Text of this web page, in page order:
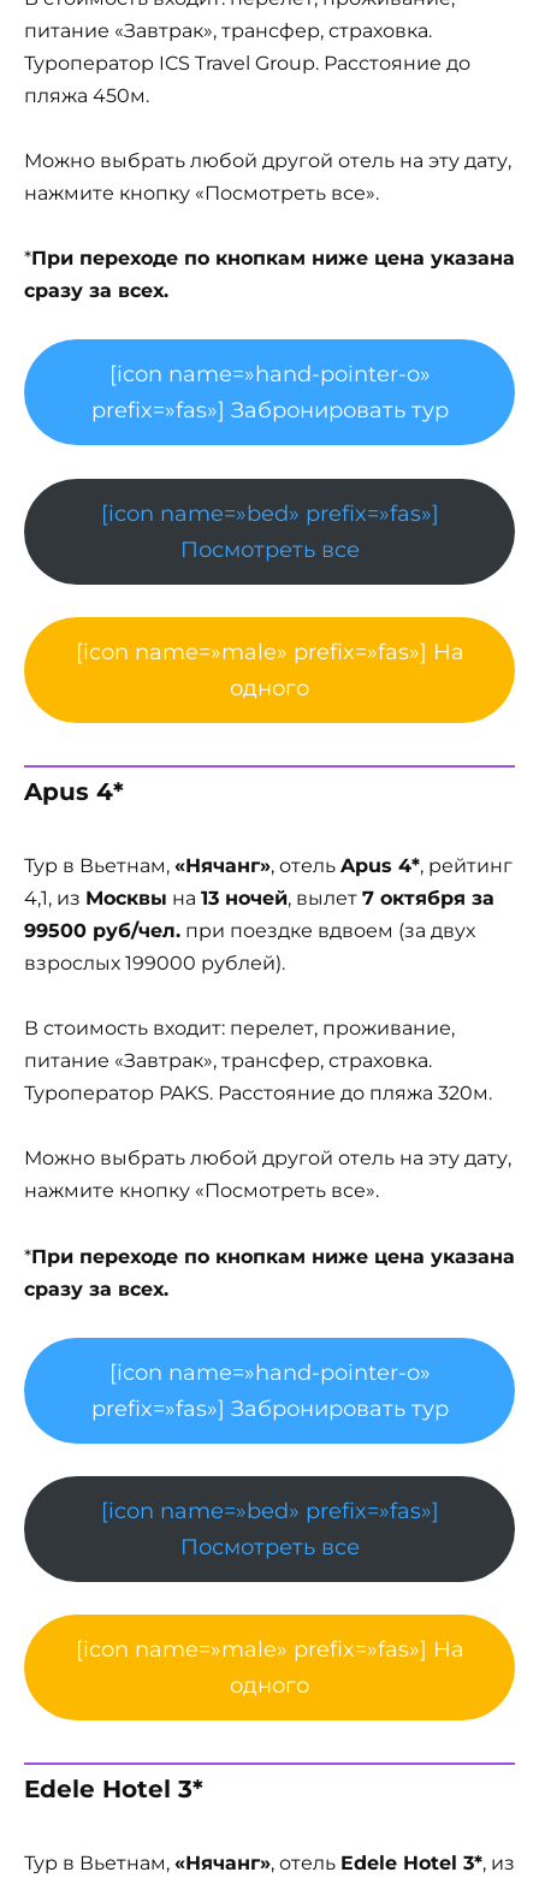
питание «Завтрак», трансфер, страховка.
Туроператор ICS Travel Group. Расстояние до
пляжа 450м.
Можно выбрать любой другой отель на эту дату,
нажмите кнопку «Посмотреть все».
*При переходе по кнопкам ниже цена указана
сразу за всех.
[icon name=»hand-pointer-o»
prefix=»fas»] Забронировать тур
[icon name=»bed» prefix=»fas»]
Посмотреть все
[icon name=»male» prefix=»fas»] На
одного
Apus 4*
Тур в Вьетнам, «Нячанг», отель Apus 4*, рейтинг
4,1, из Москвы на 13 ночей, вылет 7 октября за
99500 руб/чел. при поездке вдвоем (за двух
взрослых 199000 рублей).
В стоимость входит: перелет, проживание,
питание «Завтрак», трансфер, страховка.
Туроператор PAKS. Расстояние до пляжа 320м.
Можно выбрать любой другой отель на эту дату,
нажмите кнопку «Посмотреть все».
*При переходе по кнопкам ниже цена указана
сразу за всех.
[icon name=»hand-pointer-o»
prefix=»fas»] Забронировать тур
[icon name=»bed» prefix=»fas»]
Посмотреть все
[icon name=»male» prefix=»fas»] На
одного
Edele Hotel 3*
Тур в Вьетнам, «Нячанг», отель Edele Hotel 3*, из